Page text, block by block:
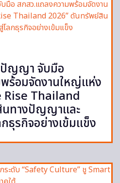
ญญา จับมือ
ร้อมจัดงานใหญ่แห่ง
Rise Thailand
ทางปัญญาและ
ธุรกิจอย่างเข้มแข็ง